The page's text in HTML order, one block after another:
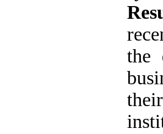
the